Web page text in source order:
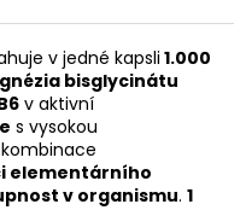
v jedné kapsli 1.000
bisglycinátu
v aktivní
s vysokou
elementárního
v organismu. 1